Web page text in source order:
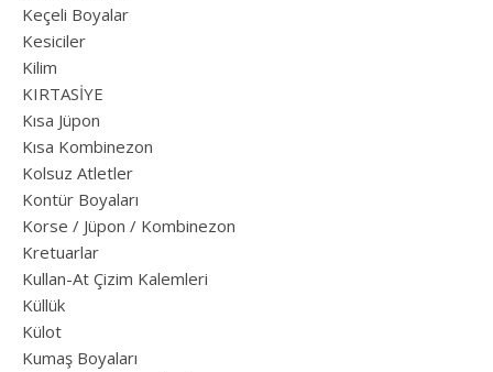
Keçeli Boyalar
Kesiciler
Kilim
KIRTASİYE
Kısa Jüpon
Kısa Kombinezon
Kolsuz Atletler
Kontür Boyaları
Korse / Jüpon / Kombinezon
Kretuarlar
Kullan-At Çizim Kalemleri
Küllük
Külot
Kumaş Boyaları